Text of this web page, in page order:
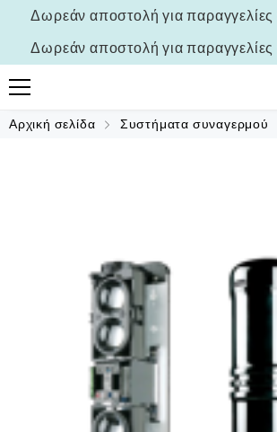
Δωρεάν αποστολή για
Δωρεάν αποστολή για
Αρχική σελίδα Συστήματα συναγερμού